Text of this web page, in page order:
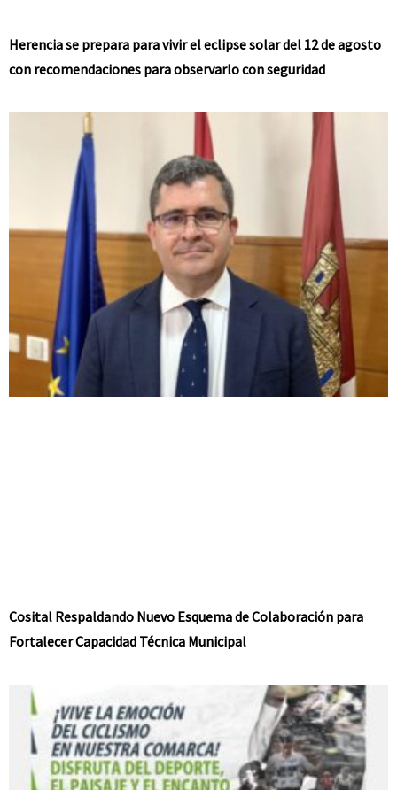
Herencia se prepara para vivir el eclipse solar del 12 de agosto
con recomendaciones para observarlo con seguridad
Cosital Respaldando Nuevo Esquema de Colaboración para
Fortalecer Capacidad Técnica Municipal